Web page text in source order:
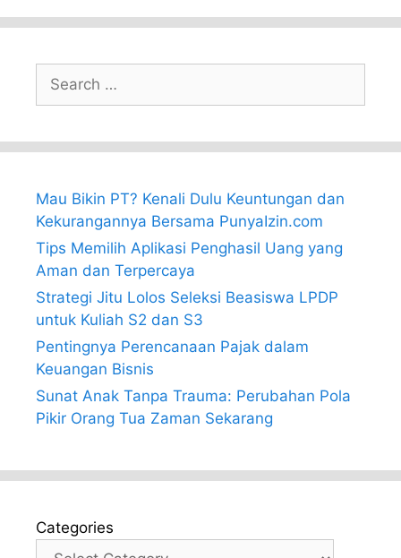
for:
Mau Bikin PT? Kenali Dulu Keuntungan dan
Kekurangannya Bersama PunyaIzin.com
Tips Memilih Aplikasi Penghasil Uang yang
Aman dan Terpercaya
Strategi Jitu Lolos Seleksi Beasiswa LPDP
untuk Kuliah S2 dan S3
Pentingnya Perencanaan Pajak dalam
Keuangan Bisnis
Sunat Anak Tanpa Trauma: Perubahan Pola
Pikir Orang Tua Zaman Sekarang
Categories